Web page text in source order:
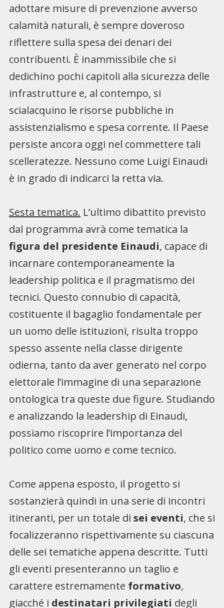
adottare misure di prevenzione avverso
calamità naturali, è sempre doveroso
riflettere sulla spesa dei denari dei
contribuenti. È inammissibile che si
dedichino pochi capitoli alla sicurezza delle
infrastrutture e, al contempo, si
scialacquino le risorse pubbliche in
assistenzialismo e spesa corrente. Il Paese
persiste ancora oggi nel commettere tali
scelleratezze. Nessuno come Luigi Einaudi
è in grado di indicarci la retta via.
Sesta tematica. L’ultimo dibattito previsto
dal programma avrà come tematica la
figura del presidente Einaudi, capace di
incarnare contemporaneamente la
leadership politica e il pragmatismo dei
tecnici. Questo connubio di capacità,
costituente il bagaglio fondamentale per
un uomo delle istituzioni, risulta troppo
spesso assente nella classe dirigente
odierna, tanto da aver generato nel corpo
elettorale l’immagine di una separazione
ontologica tra queste due figure. Studiando
e analizzando la leadership di Einaudi,
possiamo riscoprire l’importanza del
politico come uomo e come tecnico.
Come appena esposto, il progetto si
sostanzierà quindi in una serie di incontri
itineranti, per un totale di sei eventi, che si
focalizzeranno rispettivamente su ciascuna
delle sei tematiche appena descritte. Tutti
gli eventi presenteranno un taglio e
carattere estremamente formativo,
giacché i destinatari privilegiati degli